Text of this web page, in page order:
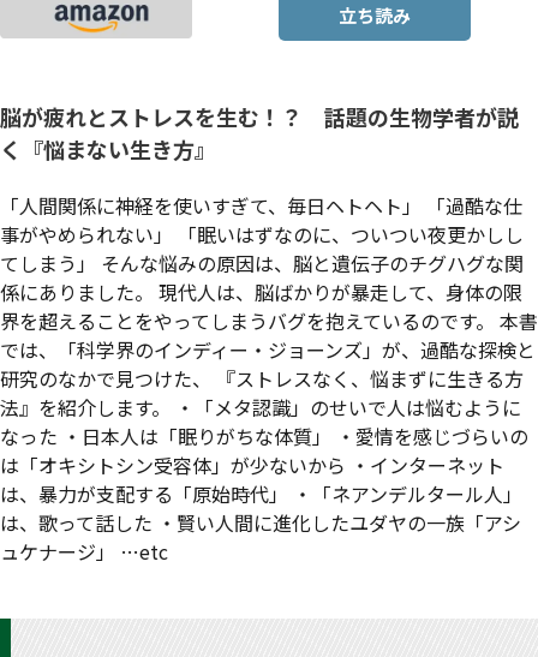
立ち読み
脳が疲れとストレスを生む！？ 話題の生物学者が説
く『悩まない生き方』
「人間関係に神経を使いすぎて、毎日ヘトヘト」 「過酷な仕
事がやめられない」 「眠いはずなのに、ついつい夜更かしし
てしまう」 そんな悩みの原因は、脳と遺伝子のチグハグな関
係にありました。 現代人は、脳ばかりが暴走して、身体の限
界を超えることをやってしまうバグを抱えているのです。 本書
では、「科学界のインディー・ジョーンズ」が、過酷な探検と
研究のなかで見つけた、 『ストレスなく、悩まずに生きる方
法』を紹介します。 ・「メタ認識」のせいで人は悩むように
なった ・日本人は「眠りがちな体質」 ・愛情を感じづらいの
は「オキシトシン受容体」が少ないから ・インターネット
は、暴力が支配する「原始時代」 ・「ネアンデルタール人」
は、歌って話した ・賢い人間に進化したユダヤの一族「アシ
ュケナージ」 …etc